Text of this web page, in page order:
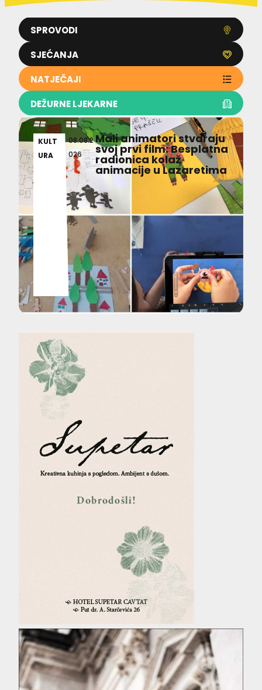
SPROVODI
SJEĆANJA
NATJEČAJI
DEŽURNE LJEKARNE
KULT
URA
08.08.2
026
Mali animatori stvaraju
svoj prvi film: Besplatna
radionica kolaž
animacije u Lazaretima